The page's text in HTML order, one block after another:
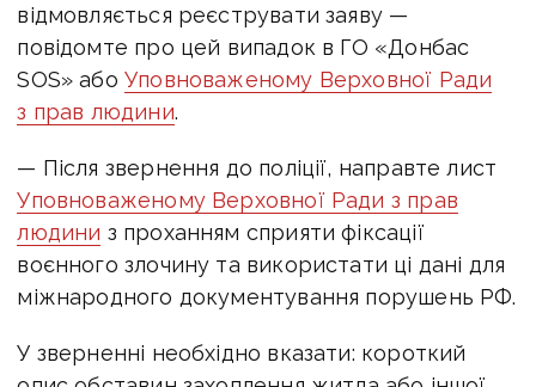
відмовляється реєструвати заяву —
повідомте про цей випадок в ГО «Донбас
SOS»абоУповноваженому Верховної Ради
з прав людини.
— Після звернення до поліції, направте лист
Уповноваженому Верховної Ради з прав
людини з проханням сприяти фіксації
воєнного злочину та використати ці дані для
міжнародного документування порушень РФ.
У зверненні необхідно вказати: короткий